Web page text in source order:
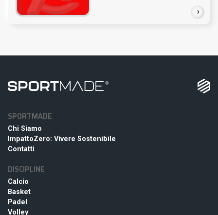
›
SPORTMADE
Chi Siamo
ImpattoZero: Vivere Sostenibile
Contatti
DISCIPLINE
Calcio
Basket
Padel
Volley